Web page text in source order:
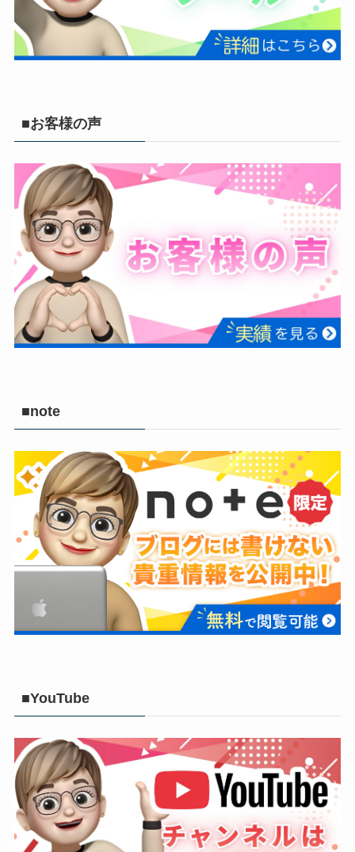
■お客様の声
■note
■YouTube